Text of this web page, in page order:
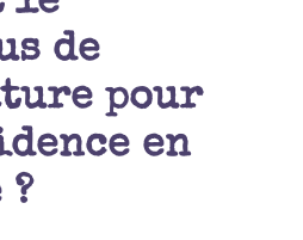
de
pour
en
?